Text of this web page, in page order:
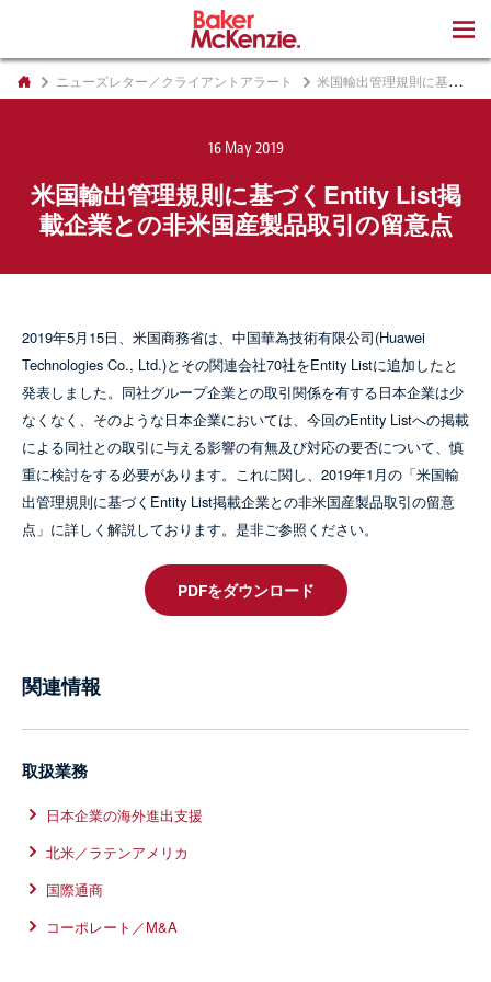
ニューズレター／クライアントアラート 米国輸出管理規則に基づくEntity List掲載企業との非米国産製品取引の留意点
16 May 2019
米国輸出管理規則に基づくEntity List掲
載企業との非米国産製品取引の留意点
2019年5月15日、米国商務省は、中国華為技術有限公司(Huawei
Technologies Co., Ltd.)とその関連会社70社をEntity Listに追加したと
発表しました。同社グループ企業との取引関係を有する日本企業は少
なくなく、そのような日本企業においては、今回のEntity Listへの掲載
による同社との取引に与える影響の有無及び対応の要否について、慎
重に検討をする必要があります。これに関し、2019年1月の「米国輸
出管理規則に基づくEntity List掲載企業との非米国産製品取引の留意
点」に詳しく解説しております。是非ご参照ください。
PDFをダウンロード
関連情報
取扱業務
日本企業の海外進出支援
北米／ラテンアメリカ
国際通商
コーポレート／M&A